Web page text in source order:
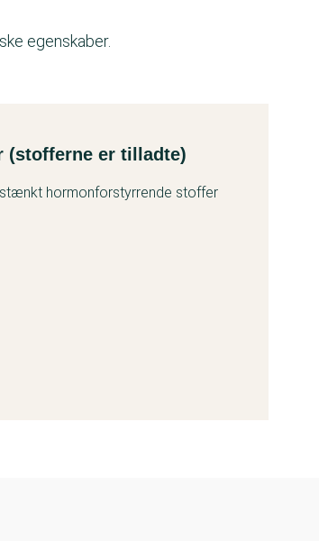
egenskaber.
(stofferne er tilladte)
hormonforstyrrende stoffer